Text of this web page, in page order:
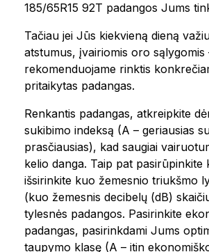
185/65R15 92T padangos Jums
Tačiau jei Jūs kiekvieną dieną
atstumus, įvairiomis oro sąlygomis
rekomenduojame rinktis
pritaikytas padangas.
Renkantis padangas, atkreipkite
sukibimo indeksą (A – geriausias
prasčiausias), kad saugiai
kelio danga. Taip pat
išsirinkite kuo žemesnio triukšmo
(kuo žemesnis decibelų (dB)
tylesnės padangos. Pasirinkite
padangas, pasirinkdami Jums
taupymo klasę (A – itin